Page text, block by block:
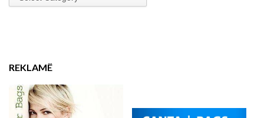
REKLAMË